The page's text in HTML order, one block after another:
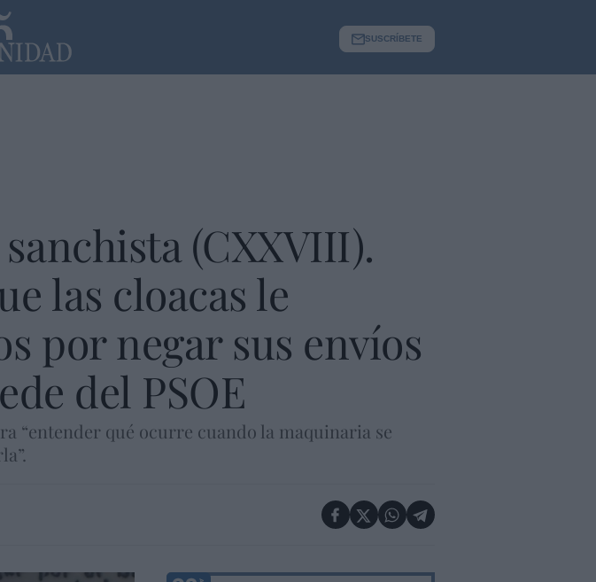
SUSCRÍBETE
(CXXVIII).
las cloacas le
por negar sus envíos
del PSOE
“entender qué ocurre cuando la maquinaria se